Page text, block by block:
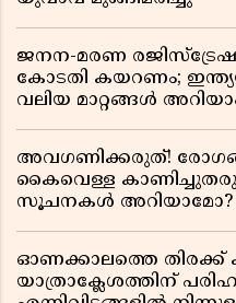
ജനന-മരണ
കോടതി കയറണം;
വലിയ മാറ്റങ്ങൾ
അവഗണിക്കരുത്!
കൈവെള്ള
സൂചനകൾ അറിയാമോ?
ഓണക്കാലത്തെ തിരക്ക്
യാത്രാക്ലേശത്തിന്